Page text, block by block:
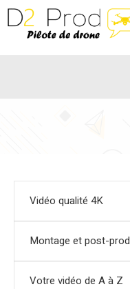
Vidéo qualité 4K
Montage et post-
Votre vidéo de A à Z